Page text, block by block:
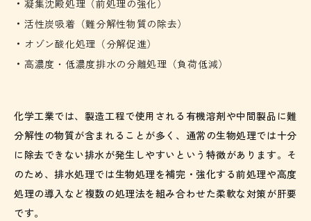
凝集沈殿処理（前処理の強化）
活性炭吸着（難分解性物質の除去）
オゾン酸化処理（分解促進）
高濃度・低濃度排水の分離処理（負荷低減）
化学工業では、製造工程で使用される有機溶剤や中間製品に難
分解性の物質が含まれることが多く、通常の生物処理では十分
に除去できない排水が発生しやすいという特徴があります。そ
のため、排水処理では生物処理を補完・強化する前処理や高度
処理の導入など複数の処理法を組み合わせた柔軟な対策が肝要
です。